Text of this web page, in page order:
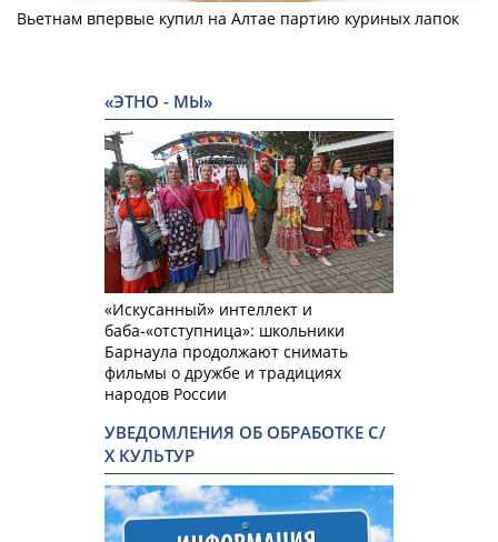
Вьетнам впервые купил на Алтае партию куриных лапок
«ЭТНО - МЫ»
«Искусанный» интеллект и
баба-«отступница»: школьники
Барнаула продолжают снимать
фильмы о дружбе и традициях
народов России
УВЕДОМЛЕНИЯ ОБ ОБРАБОТКЕ С/
Х КУЛЬТУР